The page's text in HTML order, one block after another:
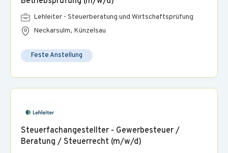
Lehleiter - Steuerberatung und Wirtschaftsprüfung
Neckarsulm, Künzelsau
Feste Anstellung
Steuerfachangestellter - Gewerbesteuer /
Beratung / Steuerrecht (m/w/d)